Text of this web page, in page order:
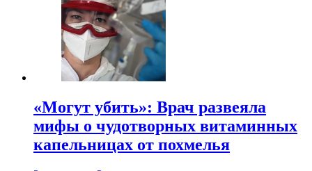
«Могут убить»: Врач развеяла
мифы о чудотворных витаминных
капельницах от похмелья